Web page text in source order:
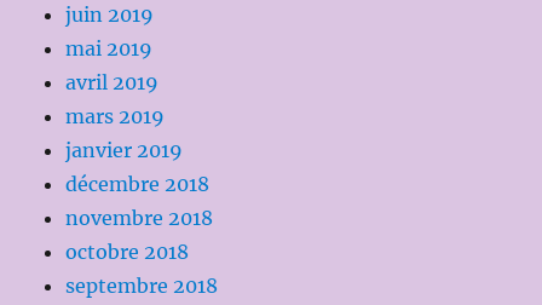
juin 2019
mai 2019
avril 2019
mars 2019
janvier 2019
décembre 2018
novembre 2018
octobre 2018
septembre 2018